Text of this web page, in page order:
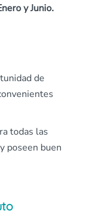
y Junio.
de
todas las
poseen buen